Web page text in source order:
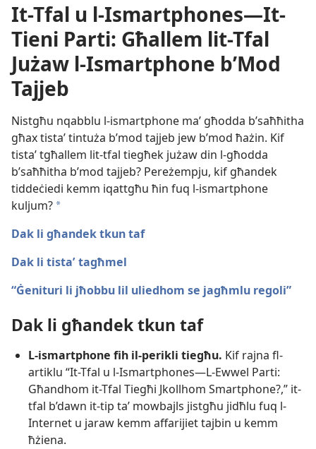
It-Tfal u l-Ismartphones—It-
Tieni Parti: Għallem lit-Tfal
Jużaw l-Ismartphone b’Mod
Tajjeb
Nistgħu nqabblu l-​ismartphone maʼ għodda b’saħħitha
għax tistaʼ tintuża b’mod tajjeb jew b’mod ħażin. Kif
tistaʼ tgħallem lit-​tfal tiegħek jużaw din l-​għodda
b’saħħitha b’mod tajjeb? Pereżempju, kif għandek
tiddeċiedi kemm iqattgħu ħin fuq l-​ismartphone
kuljum? a
Dak li għandek tkun taf
Dak li tistaʼ tagħmel
“Ġenituri li jħobbu lil uliedhom se jagħmlu regoli”
Dak li għandek tkun taf
L-​ismartphone fih il-​perikli tiegħu. Kif rajna fl-​
artiklu “It-​Tfal u l-​Ismartphones—L-​Ewwel Parti:
Għandhom it-​Tfal Tiegħi Jkollhom Smartphone?,” it-​
tfal b’dawn it-​tip taʼ mowbajls jistgħu jidħlu fuq l-​
Internet u jaraw kemm affarijiet tajbin u kemm
ħżiena.